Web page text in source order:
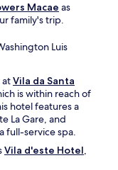
Macae as
family's trip.
Luis
atVila da Santa
is within reach of
hotel features a
La Gare, and
full-service spa.
Vila d'este Hotel,